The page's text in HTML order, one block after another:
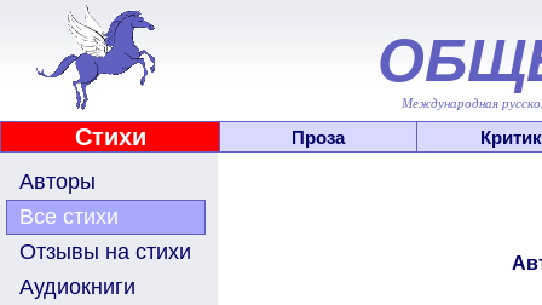
Международная
Стихи Проза
Авторы
Все стихи
Отзывы на стихи
Аудиокниги